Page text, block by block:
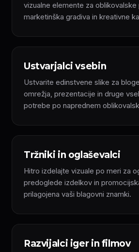
vizualne elemente za oblikovalske
marketinška gradiva in kreativne
Ustvarjalci vsebin
Ustvarite edinstvene slike za
omrežja, prezentacije in druge
potrebe po naprednem
Tržniki in oglaševalci
Hitro izdelajte vizuale po meri za
predoglede izdelkov in
prilagojena vaši blagovni znamki.
Razvijalci iger in filmov